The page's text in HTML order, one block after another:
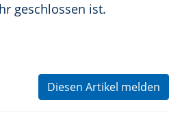
geschlossen ist.
Diesen Artikel melden